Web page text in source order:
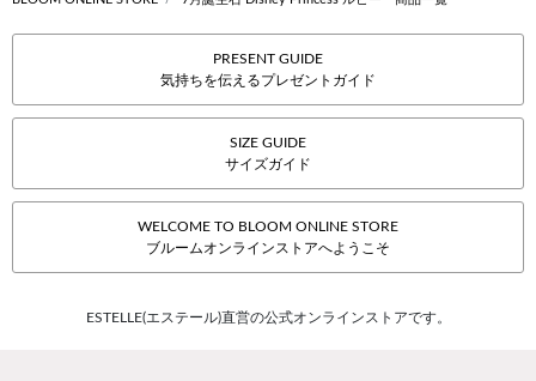
PRESENT GUIDE
気持ちを伝えるプレゼントガイド
SIZE GUIDE
サイズガイド
WELCOME TO BLOOM ONLINE STORE
ブルームオンラインストアへようこそ
ESTELLE(エステール)直営の公式オンラインストアです。